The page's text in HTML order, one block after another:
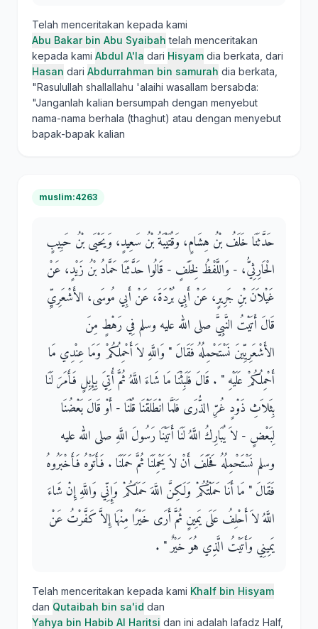
Telah menceritakan kepada kami
Abu Bakar bin Abu Syaibah telah menceritakan
kepada kami Abdul A'la dari Hisyam dia berkata, dari
Hasan dari Abdurrahman bin samurah dia berkata,
"Rasulullah shallallahu 'alaihi wasallam bersabda:
"Janganlah kalian bersumpah dengan menyebut
nama-nama berhala (thaghut) atau dengan menyebut
bapak-bapak kalian
muslim:4263
حَدَّثَنَا خَلَفُ بْنُ هِشَامٍ، وَقُتَيْبَةُ بْنُ سَعِيدٍ، وَيَحْيَى بْنُ حَبِيبٍ
الْحَارِثِيُّ، - وَاللَّفْظُ لِخَلَفٍ - قَالُوا حَدَّثَنَا حَمَّادُ بْنُ زَيْدٍ، عَنْ
غَيْلاَنَ بْنِ جَرِيرٍ، عَنْ أَبِي بُرْدَةَ، عَنْ أَبِي مُوسَى، الأَشْعَرِيِّ
قَالَ أَتَيْتُ النَّبِيَّ صلى الله عليه وسلم فِي رَهْطٍ مِنَ
الأَشْعَرِيِّينَ نَسْتَحْمِلُهُ فَقَالَ ‏"‏ وَاللَّهِ لاَ أَحْمِلُكُمْ وَمَا عِنْدِي مَا
أَحْمِلُكُمْ عَلَيْهِ ‏"‏ ‏.‏ قَالَ فَلَبِثْنَا مَا شَاءَ اللَّهُ ثُمَّ أُتِيَ بِإِبِلٍ فَأَمَرَ لَنَا
بِثَلاَثِ ذَوْدٍ غُرِّ الذُّرَى فَلَمَّا انْطَلَقْنَا قُلْنَا - أَوْ قَالَ بَعْضُنَا
لِبَعْضٍ - لاَ يُبَارِكُ اللَّهُ لَنَا أَتَيْنَا رَسُولَ اللَّهِ صلى الله عليه
وسلم نَسْتَحْمِلُهُ فَحَلَفَ أَنْ لاَ يَحْمِلَنَا ثُمَّ حَمَلَنَا ‏.‏ فَأَتَوْهُ فَأَخْبَرُوهُ
فَقَالَ ‏"‏ مَا أَنَا حَمَلْتُكُمْ وَلَكِنَّ اللَّهَ حَمَلَكُمْ وَإِنِّي وَاللَّهِ إِنْ شَاءَ
اللَّهُ لاَ أَحْلِفُ عَلَى يَمِينٍ ثُمَّ أَرَى خَيْرًا مِنْهَا إِلاَّ كَفَّرْتُ عَنْ
يَمِينِي وَأَتَيْتُ الَّذِي هُوَ خَيْرٌ ‏"‏ ‏.‏
Telah menceritakan kepada kami Khalf bin Hisyam
dan Qutaibah bin sa'id dan
Yahya bin Habib Al Haritsi dan ini adalah lafadz Half,